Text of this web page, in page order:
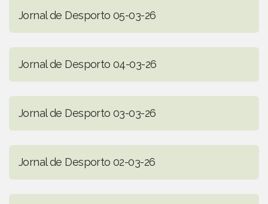
Jornal de Desporto 05-03-26
Jornal de Desporto 04-03-26
Jornal de Desporto 03-03-26
Jornal de Desporto 02-03-26